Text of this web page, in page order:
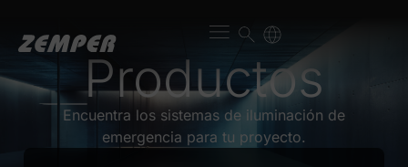
Productos
Encuentra los sistemas de iluminación de
emergencia para tu proyecto.